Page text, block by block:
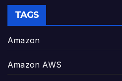
TAGS
Amazon
Amazon AWS